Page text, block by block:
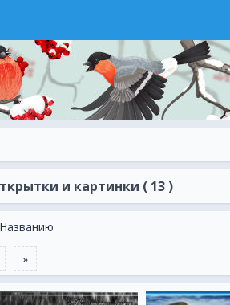
и картинки ( 13 )
Названию
»